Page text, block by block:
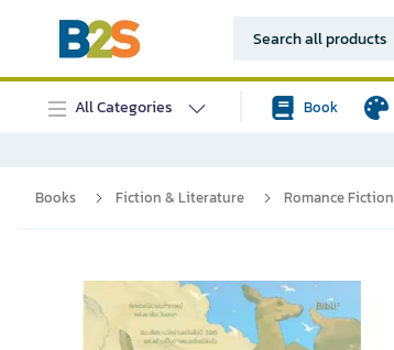
All Categories Book
Books Fiction & Literature Romance Fiction